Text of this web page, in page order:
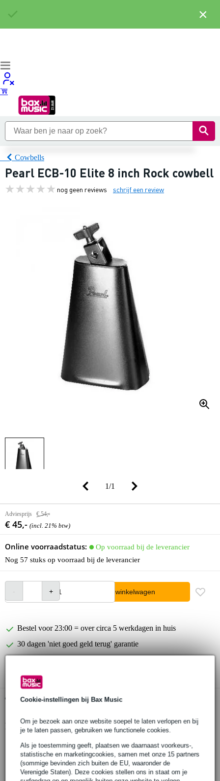
Cookie-instellingen bij Bax Music
Om je bezoek aan onze website soepel te laten verlopen en bij
je te laten passen, gebruiken we functionele cookies.
Als je toestemming geeft, plaatsen we daarnaast voorkeurs-,
statistische en marketingcookies, samen met onze 15 partners
(sommige bevinden zich buiten de EU, waaronder de
Verenigde Staten). Deze cookies stellen ons in staat om je
Cowbells
Pearl ECB-10 Elite 8 inch Rock cowbell
nog geen reviews schrijf een review
1/1
Adviesprijs € 54,-
€ 45,- (incl. 21% btw)
Online voorraadstatus:
Op voorraad bij de leverancier
Nog 57 stuks op voorraad bij de leverancier
In winkelwagen
Bestel voor 23:00 = over circa 5 werkdagen in huis
30 dagen 'niet goed geld terug' garantie
Gratis ophalen in de winkel
Productinformatie
Pearl Rock cowbell
model: ECB-10 Elite
lengte: 8 inch
×